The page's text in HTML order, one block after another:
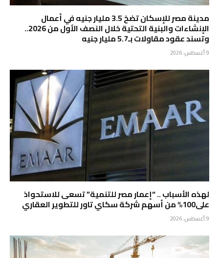
مدينة مصر للإسكان تضخ 3.5 مليار جنيه في أعمال
الإنشاءات والبنية التحتية خلال النصف الأول من 2026..
وتسند عقود مقاولات بـ5.7 مليار جنيه
9 أغسطس، 2026
لهذه الأسباب .. “إعمار مصر للتنمية” تسعى للاستحواذ
على100% من أسهم شركة سكاي تاور للتطوير العقاري
9 أغسطس، 2026